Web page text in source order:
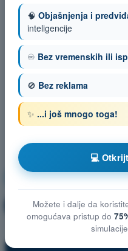
Meteorologija
🔒 PRO
🧠 Objašnjenja i
inteligencije
♾️ Bez vremenskih ili
🚫 Bez reklama
✨ ...i još mnogo toga!
💻
Možete i dalje da
omogućava pristup do